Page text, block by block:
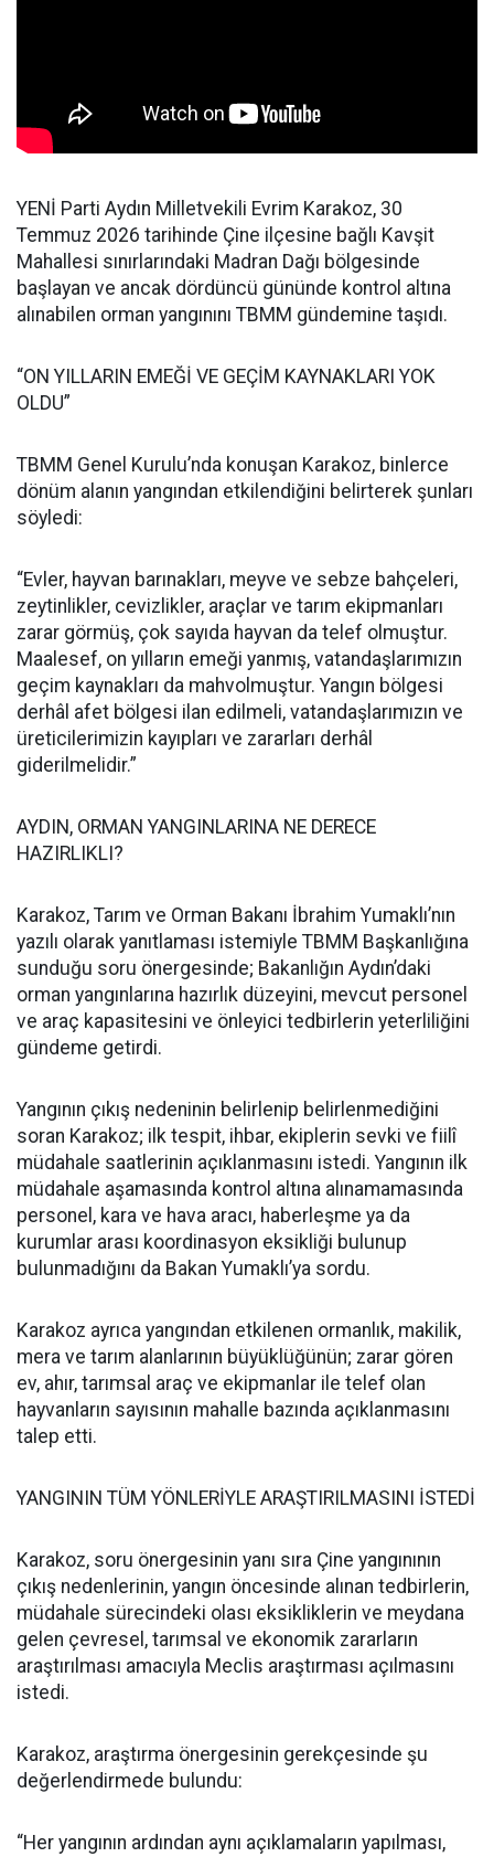
YENİ Parti Aydın Milletvekili Evrim Karakoz, 30
Temmuz 2026 tarihinde Çine ilçesine bağlı Kavşit
Mahallesi sınırlarındaki Madran Dağı bölgesinde
başlayan ve ancak dördüncü gününde kontrol altına
alınabilen orman yangınını TBMM gündemine taşıdı.
“ON YILLARIN EMEĞİ VE GEÇİM KAYNAKLARI YOK
OLDU”
TBMM Genel Kurulu’nda konuşan Karakoz, binlerce
dönüm alanın yangından etkilendiğini belirterek şunları
söyledi:
“Evler, hayvan barınakları, meyve ve sebze bahçeleri,
zeytinlikler, cevizlikler, araçlar ve tarım ekipmanları
zarar görmüş, çok sayıda hayvan da telef olmuştur.
Maalesef, on yılların emeği yanmış, vatandaşlarımızın
geçim kaynakları da mahvolmuştur. Yangın bölgesi
derhâl afet bölgesi ilan edilmeli, vatandaşlarımızın ve
üreticilerimizin kayıpları ve zararları derhâl
giderilmelidir.”
AYDIN, ORMAN YANGINLARINA NE DERECE
HAZIRLIKLI?
Karakoz, Tarım ve Orman Bakanı İbrahim Yumaklı’nın
yazılı olarak yanıtlaması istemiyle TBMM Başkanlığına
sunduğu soru önergesinde; Bakanlığın Aydın’daki
orman yangınlarına hazırlık düzeyini, mevcut personel
ve araç kapasitesini ve önleyici tedbirlerin yeterliliğini
gündeme getirdi.
Yangının çıkış nedeninin belirlenip belirlenmediğini
soran Karakoz; ilk tespit, ihbar, ekiplerin sevki ve fiilî
müdahale saatlerinin açıklanmasını istedi. Yangının ilk
müdahale aşamasında kontrol altına alınamamasında
personel, kara ve hava aracı, haberleşme ya da
kurumlar arası koordinasyon eksikliği bulunup
bulunmadığını da Bakan Yumaklı’ya sordu.
Karakoz ayrıca yangından etkilenen ormanlık, makilik,
mera ve tarım alanlarının büyüklüğünün; zarar gören
ev, ahır, tarımsal araç ve ekipmanlar ile telef olan
hayvanların sayısının mahalle bazında açıklanmasını
talep etti.
YANGININ TÜM YÖNLERİYLE ARAŞTIRILMASINI İSTEDİ
Karakoz, soru önergesinin yanı sıra Çine yangınının
çıkış nedenlerinin, yangın öncesinde alınan tedbirlerin,
müdahale sürecindeki olası eksikliklerin ve meydana
gelen çevresel, tarımsal ve ekonomik zararların
araştırılması amacıyla Meclis araştırması açılmasını
istedi.
Karakoz, araştırma önergesinin gerekçesinde şu
değerlendirmede bulundu:
“Her yangının ardından aynı açıklamaların yapılması,